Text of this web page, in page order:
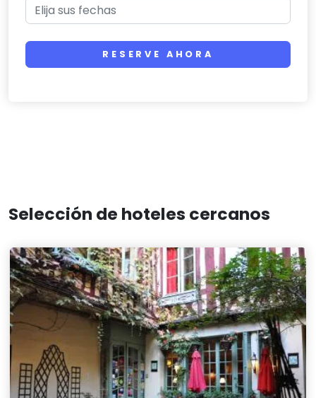
RESERVE AHORA
Selección de hoteles cercanos